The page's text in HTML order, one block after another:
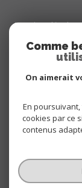
Mentions légales
Cookies
© 2026 | Tous
Comme
On aimerait
En
cookies par ce
contenus